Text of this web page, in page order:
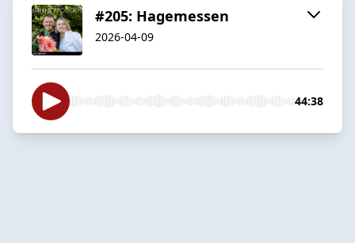
#205: Hagemessen
2026-04-09
44:38